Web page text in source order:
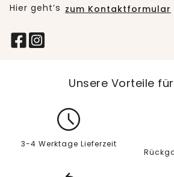
Hier geht’s zum Kontaktformular
Unsere Vorteile
3-4 Werktage Lieferzeit